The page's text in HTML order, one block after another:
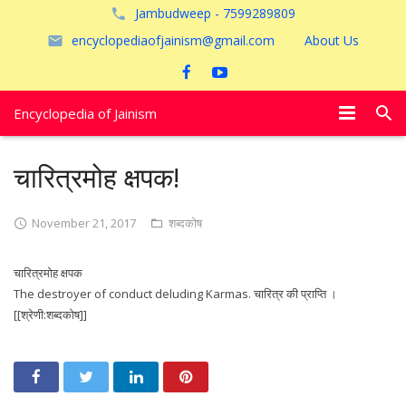
Jambudweep - 7599289809
encyclopediaofjainism@gmail.com
About Us
Encyclopedia of Jainism
अयोध्या
चारित्रमोह क्षपक!
November 21, 2017 शब्दकोष
चारित्रमोह क्षपक
The destroyer of conduct deluding Karmas. चारित्र की प्राप्ति ।
[[श्रेणी:शब्दकोष]]